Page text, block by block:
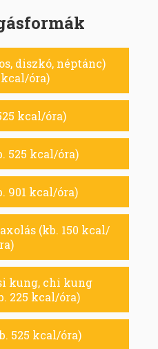
diszkó, néptánc)
kcal/óra)
kcal/óra)
525 kcal/óra)
901 kcal/óra)
(kb. 150 kcal/
kung, chi kung
225 kcal/óra)
525 kcal/óra)